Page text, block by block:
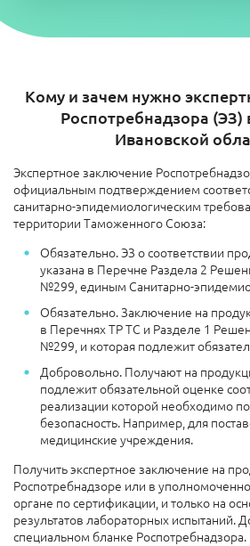
Кому и зачем нужно
Роспотребнадзора (ЭЗ)
Ивановской
Экспертное заключение
официальным подтверждением
санитарно-эпидемиологическим
территории Таможенного Союза:
Обязательно. ЭЗ о соответствии
указана в Перечне Раздела 2
№299, единым Санитарно-
Обязательно. Заключение на
в Перечнях ТР ТС и Разделе 1
№299, и которая подлежит
Добровольно. Получают на
подлежит обязательной оценке
реализации которой необходимо
безопасность. Например, для
медицинские учреждения.
Получить экспертное заключение на
Роспотребнадзоре или в
органе по сертификации, и только на
результатов лабораторных испытаний.
специальном бланке Роспотребнадзора.